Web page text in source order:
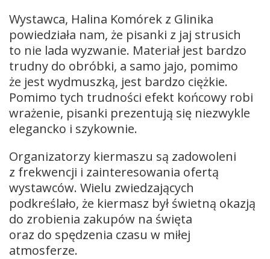
Wystawca, Halina Komórek z Glinika
powiedziała nam, że pisanki z jaj strusich
to nie lada wyzwanie. Materiał jest bardzo
trudny do obróbki, a samo jajo, pomimo
że jest wydmuszką, jest bardzo ciężkie.
Pomimo tych trudności efekt końcowy robi
wrażenie, pisanki prezentują się niezwykle
elegancko i szykownie.
Organizatorzy kiermaszu są zadowoleni
z frekwencji i zainteresowania ofertą
wystawców. Wielu zwiedzających
podkreślało, że kiermasz był świetną okazją
do zrobienia zakupów na święta
oraz do spędzenia czasu w miłej
atmosferze.